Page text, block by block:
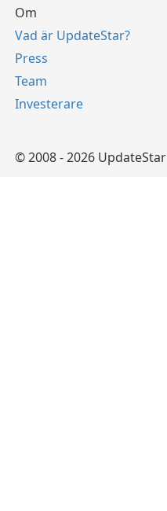
Om
Vad är UpdateStar?
Press
Team
Investerare
© 2008 - 2026 UpdateStar